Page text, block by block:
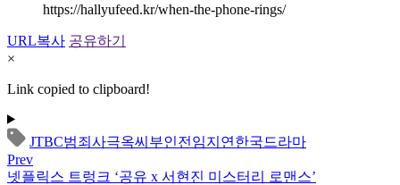
https://hallyufeed.kr/when-the-phone-rings/
URL복사 공유하기
×
Link copied to clipboard!
JTBC범죄 사극옥씨부인전 임지연 한국드라마
Prev
넷플릭스 트렁크 ‘공유 x 서현진 미스터리 로맨스’